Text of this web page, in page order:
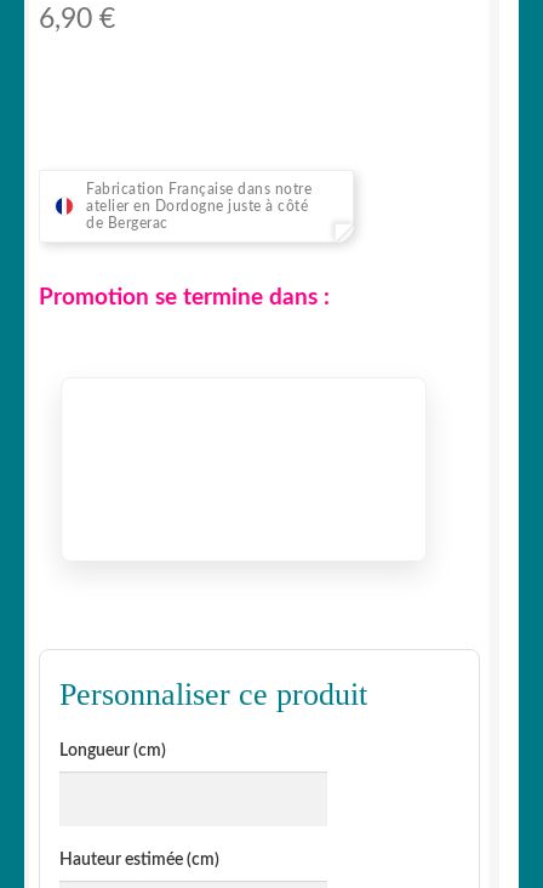
BASÉ SUR
6,90 €
Fabrication Française dans notre
atelier en Dordogne juste à côté
de Bergerac
Promotion se termine dans :
Personnaliser ce produit
Longueur (cm)
Hauteur estimée (cm)